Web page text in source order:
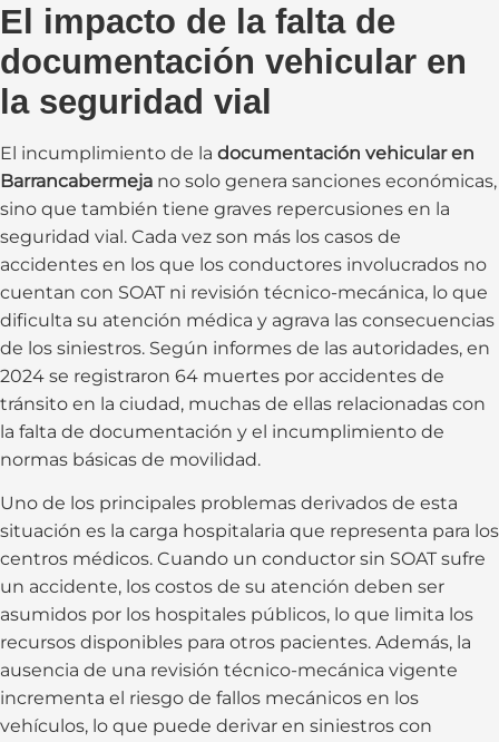
El impacto de la falta de
documentación vehicular en
la seguridad vial
El incumplimiento de la documentación vehicular en
Barrancabermeja no solo genera sanciones económicas,
sino que también tiene graves repercusiones en la
seguridad vial. Cada vez son más los casos de
accidentes en los que los conductores involucrados no
cuentan con SOAT ni revisión técnico-mecánica, lo que
dificulta su atención médica y agrava las consecuencias
de los siniestros. Según informes de las autoridades, en
2024 se registraron 64 muertes por accidentes de
tránsito en la ciudad, muchas de ellas relacionadas con
la falta de documentación y el incumplimiento de
normas básicas de movilidad.
Uno de los principales problemas derivados de esta
situación es la carga hospitalaria que representa para los
centros médicos. Cuando un conductor sin SOAT sufre
un accidente, los costos de su atención deben ser
asumidos por los hospitales públicos, lo que limita los
recursos disponibles para otros pacientes. Además, la
ausencia de una revisión técnico-mecánica vigente
incrementa el riesgo de fallos mecánicos en los
vehículos, lo que puede derivar en siniestros con